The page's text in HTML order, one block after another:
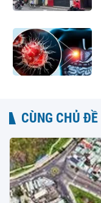
CÙNG CHỦ ĐỀ